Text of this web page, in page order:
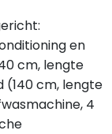
en
cm, lengte
(140 cm, lengte
4